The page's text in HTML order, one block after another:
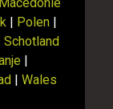
| Polen |
Schotland
|
| Wales